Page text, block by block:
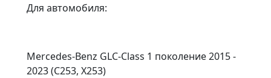
Для автомобиля:
Mercedes-Benz GLC-Class 1 поколение 2015 -
2023 (C253, X253)